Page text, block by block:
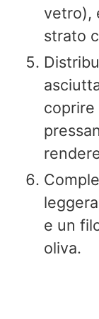
vetro),
strato
e un
oliva.